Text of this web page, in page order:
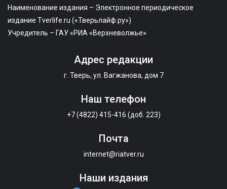
Наименование издания – Электронное периодическое
издание Tverlife.ru («Тверьлайф.ру»)
Учредитель – ГАУ «РИА «Верхневолжье»
Адрес редакции
г. Тверь, ул. Вагжанова, дом 7
Наш телефон
+7 (4822) 415-416 (доб. 223)
Почта
internet@riatver.ru
Наши издания